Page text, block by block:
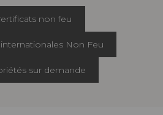
non feu
Non Feu
sur demande